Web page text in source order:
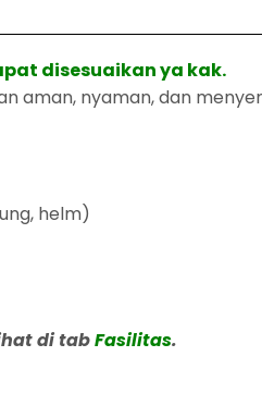
disesuaikan ya kak.
aman, nyaman, dan
helm)
di tabFasilitas.